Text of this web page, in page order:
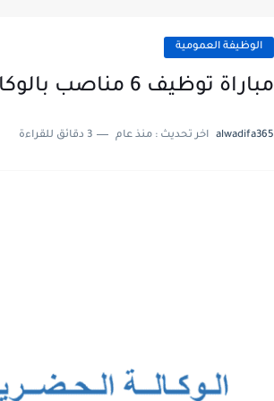
الوظيفة العمومية
مباراة توظيف 6 مناصب بالوكالة الحضرية لمراكش 2025
alwadifa365 اخر تحديث : منذ عام 3 دقائق للقراءة